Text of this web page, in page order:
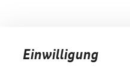
Einwilligung